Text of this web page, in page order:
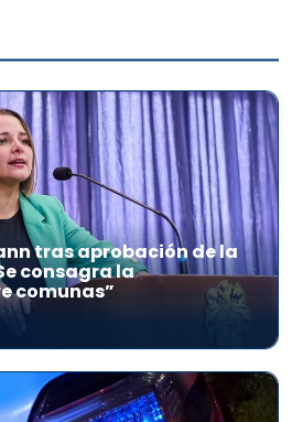
tras aprobación de la
consagra la
comunas”